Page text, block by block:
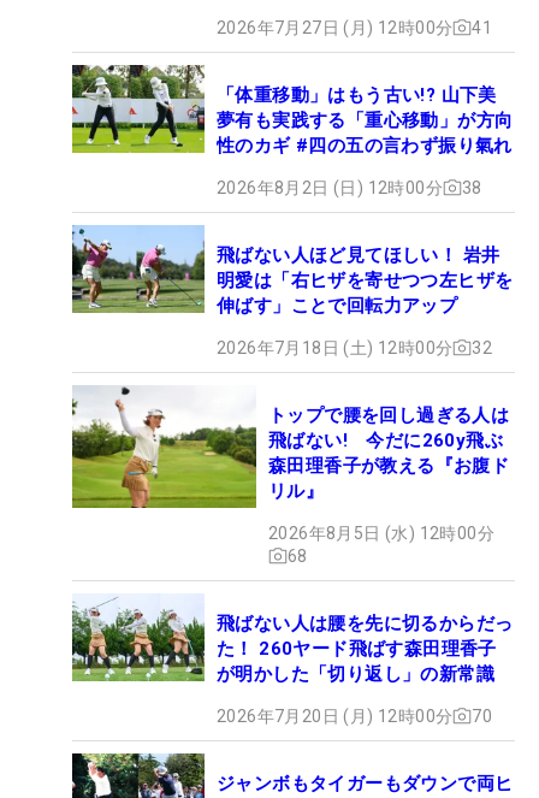
2026年7月27日 (月) 12時00分 41
「体重移動」はもう古い!? 山下美
夢有も実践する「重心移動」が方向
性のカギ #四の五の言わず振り氣れ
2026年8月2日 (日) 12時00分 38
飛ばない人ほど見てほしい！ 岩井
明愛は「右ヒザを寄せつつ左ヒザを
伸ばす」ことで回転力アップ
2026年7月18日 (土) 12時00分 32
トップで腰を回し過ぎる人は
飛ばない! 今だに260y飛ぶ
森田理香子が教える『お腹ド
リル』
2026年8月5日 (水) 12時00分
68
飛ばない人は腰を先に切るからだっ
た！ 260ヤード飛ばす森田理香子
が明かした「切り返し」の新常識
2026年7月20日 (月) 12時00分 70
ジャンボもタイガーもダウンで両ヒ